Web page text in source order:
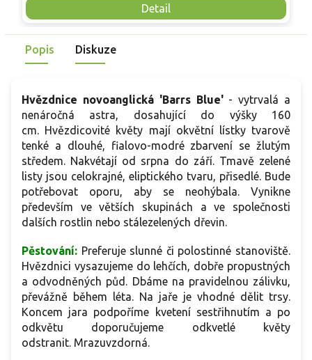
Detail
Mrazuvzdornost do −25 °C a spolehlivá vitalita z něj dělají
skvělou volbu pro každého pěstitele.
Popis Diskuze
Hvězdnice novoanglická 'Barrs Blue'- vytrvalá a
nenáročná astra, dosahující do výšky 160
cm. Hvězdicovité květy mají okvětní lístky tvarově
tenké a dlouhé, fialovo-modré zbarvení se žlutým
středem. Nakvétají od srpna do září. Tmavě zelené
listy jsou celokrajné, eliptického tvaru, přisedlé. Bude
potřebovat oporu, aby se neohýbala. Vynikne
především ve větších skupinách a ve společnosti
dalších rostlin nebo stálezelených dřevin.
Pěstování: Preferuje slunné či polostinné stanoviště.
Hvězdnici vysazujeme do lehčích, dobře propustných
a odvodněných půd. Dbáme na pravidelnou zálivku,
převážně během léta. Na jaře je vhodné dělit trsy.
Koncem jara podpoříme kvetení sestřihnutím a po
odkvětu doporučujeme odkvetlé květy
odstranit. Mrazuvzdorná.